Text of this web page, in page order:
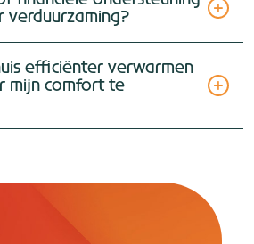
verduurzaming?
efficiënter verwarmen
mijn comfort te